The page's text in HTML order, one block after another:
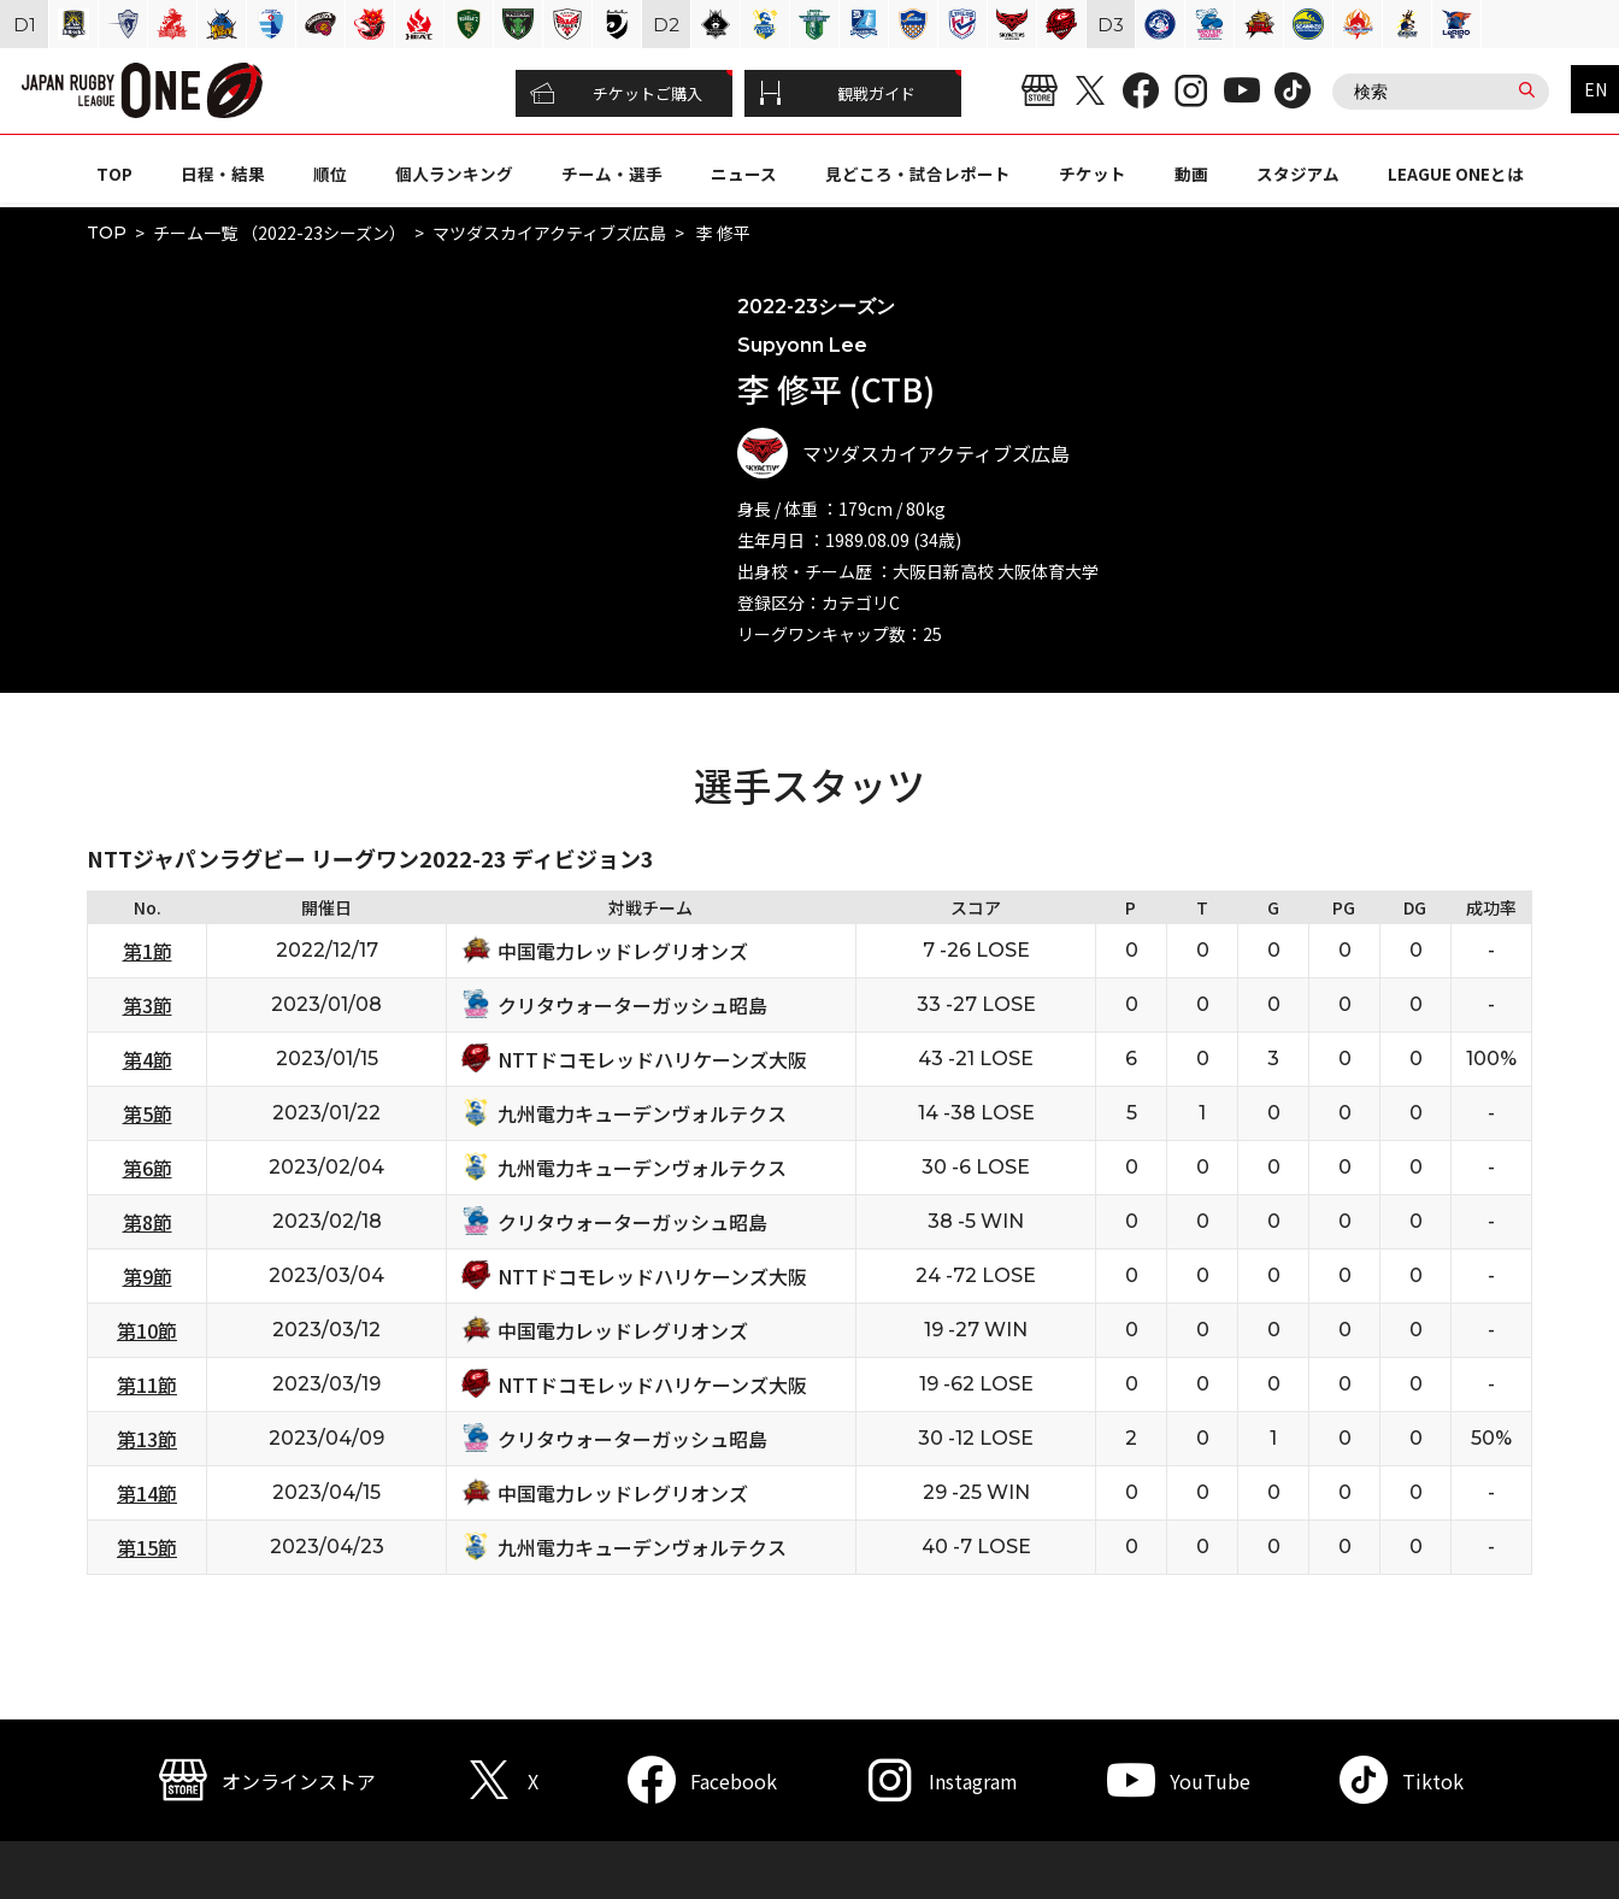
チケットご購入 観戦ガイド EN
TOP 日程・結果 順位 個人ランキング チーム・選手 ニュース 見どころ・試合レポート チケット 動画 スタジアム LEAGUE ONEとは
TOP チーム一覧 （2022-23シーズン） マツダスカイアクティブズ広島 李 修平
2022-23シーズン
Supyonn Lee
李 修平 (CTB)
マツダスカイアクティブズ広島
身長 / 体重 ：179cm / 80kg
生年月日 ：1989.08.09 (34歳)
出身校・チーム歴 ：大阪日新高校 大阪体育大学
登録区分：カテゴリC
リーグワンキャップ数：25
選手スタッツ
NTTジャパンラグビー リーグワン2022-23 ディビジョン3
No. 開催日 対戦チーム スコア P T G PG DG 成功率
第1節 2022/12/17 中国電力レッドレグリオンズ 7 -26 LOSE 0 0 0 0 0 -
第3節 2023/01/08 クリタウォーターガッシュ昭島 33 -27 LOSE 0 0 0 0 0 -
第4節 2023/01/15 NTTドコモレッドハリケーンズ大阪 43 -21 LOSE 6 0 3 0 0 100%
第5節 2023/01/22 九州電力キューデンヴォルテクス 14 -38 LOSE 5 1 0 0 0 -
第6節 2023/02/04 九州電力キューデンヴォルテクス 30 -6 LOSE 0 0 0 0 0 -
第8節 2023/02/18 クリタウォーターガッシュ昭島 38 -5 WIN 0 0 0 0 0 -
第9節 2023/03/04 NTTドコモレッドハリケーンズ大阪 24 -72 LOSE 0 0 0 0 0 -
第10節 2023/03/12 中国電力レッドレグリオンズ 19 -27 WIN 0 0 0 0 0 -
第11節 2023/03/19 NTTドコモレッドハリケーンズ大阪 19 -62 LOSE 0 0 0 0 0 -
第13節 2023/04/09 クリタウォーターガッシュ昭島 30 -12 LOSE 2 0 1 0 0 50%
第14節 2023/04/15 中国電力レッドレグリオンズ 29 -25 WIN 0 0 0 0 0 -
第15節 2023/04/23 九州電力キューデンヴォルテクス 40 -7 LOSE 0 0 0 0 0 -
D1 D2 D3
オンラインストア X Facebook Instagram YouTube Tiktok